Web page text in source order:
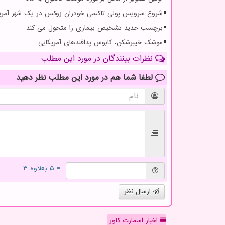
شروع سرویس پولی تاکسی خودران زوکس در یک شهر
برچسب جدید تشخیص بیماری را متحول می کند
موشک خیبرشکن، کابوس پدافندهای آمریکایی
نظرات بینندگان در مورد این مطلب
لطفا شما هم در مورد این مطلب نظر دهید
= ۵ بعلاوه ۳
ارسال نظر
اخبار اسمارت کاور